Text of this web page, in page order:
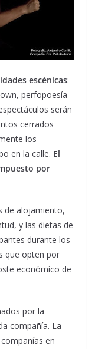
escénicas:
perfopoesía
serán
cerrados
los
en la calle. El
por
de alojamiento,
y las dietas de
durante los
que opten por
económico de
por la
compañía. La
en